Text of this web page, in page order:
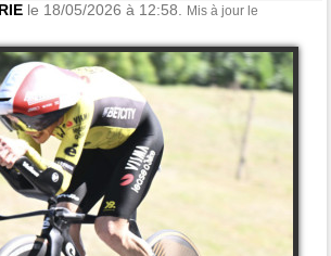
le 18/05/2026 à 12:58.
Mis à jour le